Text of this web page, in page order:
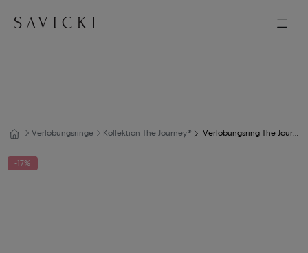
Verlobungsringe Kollektion The Journey® Verlobungsring The Journey: Gold, Tansanit
-17%